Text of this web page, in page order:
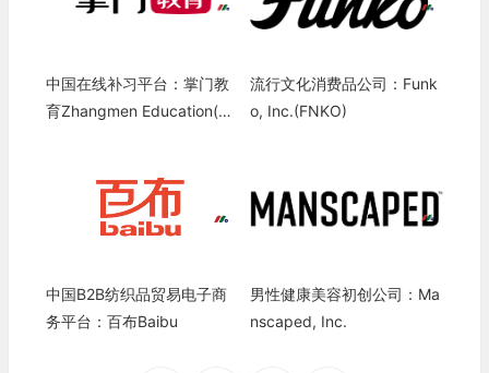
中国在线补习平台：掌门教
育Zhangmen Education(Z
流行文化消费品公司：Funk
o, Inc.(FNKO)
中国B2B纺织品贸易电子商
务平台：百布Baibu
男性健康美容初创公司：Ma
nscaped, Inc.